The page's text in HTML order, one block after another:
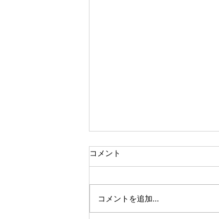
アフターイメージ
メトロイドヴァニア系アクション
はよくわかんない。 目的地は遥
か東……本当に遥か東だあ。マジ
コメント
コメントを追加…